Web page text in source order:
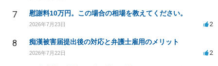
7 慰謝料10万円。この場合の相場を教えてください。
2026年7月23日 2
8 痴漢被害届提出後の対応と弁護士雇用のメリット
2026年7月22日 2